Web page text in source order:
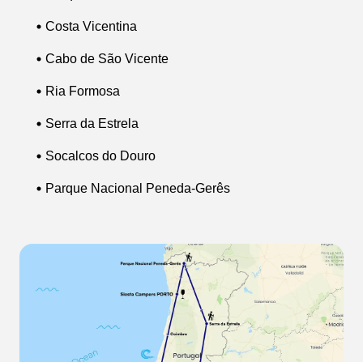
Costa Vicentina
Cabo de São Vicente
Ria Formosa
Serra da Estrela
Socalcos do Douro
Parque Nacional Peneda-Gerês